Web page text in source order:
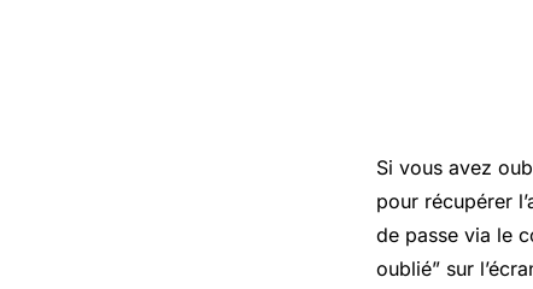
Si vous avez
pour récupérer
de passe via le
oublié” sur